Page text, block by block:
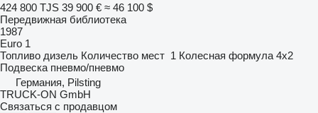
424 800 TJS 39 900 € ≈ 46 100 $
Передвижная библиотека
1987
Euro 1
Топливо дизель Количество мест 1 Колесная формула 4x2
Подвеска пневмо/пневмо
Германия, Pilsting
TRUCK-ON GmbH
Связаться с продавцом